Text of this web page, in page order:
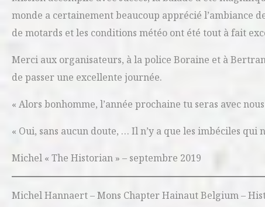
monde a certainement beaucoup apprécié
de motards et les conditions météo ont été tout à fait
Merci aux organisateurs, à la police Boraine et à
de passer une excellente journée.
« Alors bonhomme, l’année prochaine tu seras avec
« Oui, sans aucun doute, … Il n’y a que les imbéciles qui
Michel « The Historian » – septembre 2019
Michel Hannaert – Mons Chapter Hainaut Belgium –